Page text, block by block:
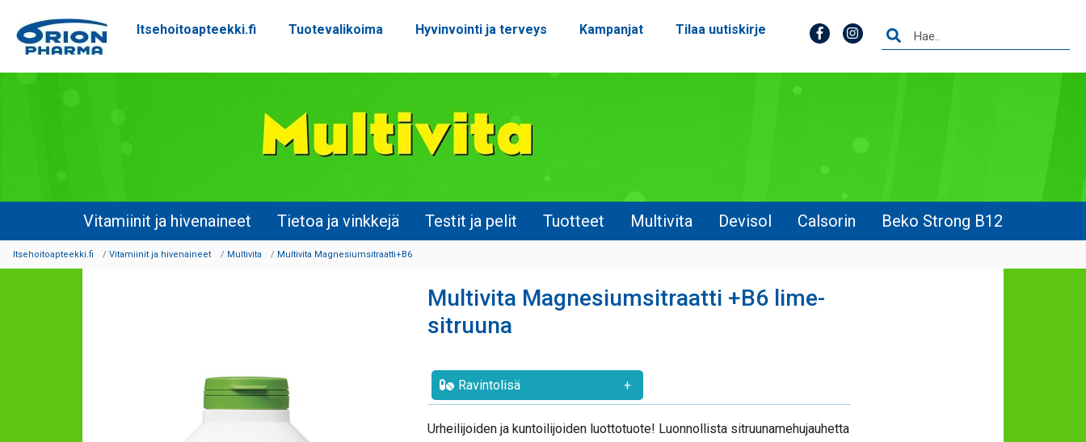
Siirry sisältöön
Itsehoitoapteekki.fi Tuotevalikoima Hyvinvointi ja terveys Kampanjat Tilaa uutiskirje
Vitamiinit ja hivenaineet Tietoa ja vinkkejä Testit ja pelit Tuotteet Multivita Devisol Calsorin Beko Strong B12
Itsehoitoapteekki.fi Vitamiinit ja hivenaineet Multivita Multivita Magnesiumsitraatti+B6
Multivita Magnesiumsitraatti +B6 lime-
sitruuna
Ravintolisä +
Urheilijoiden ja kuntoilijoiden luottotuote! Luonnollista sitruunamehujauhetta